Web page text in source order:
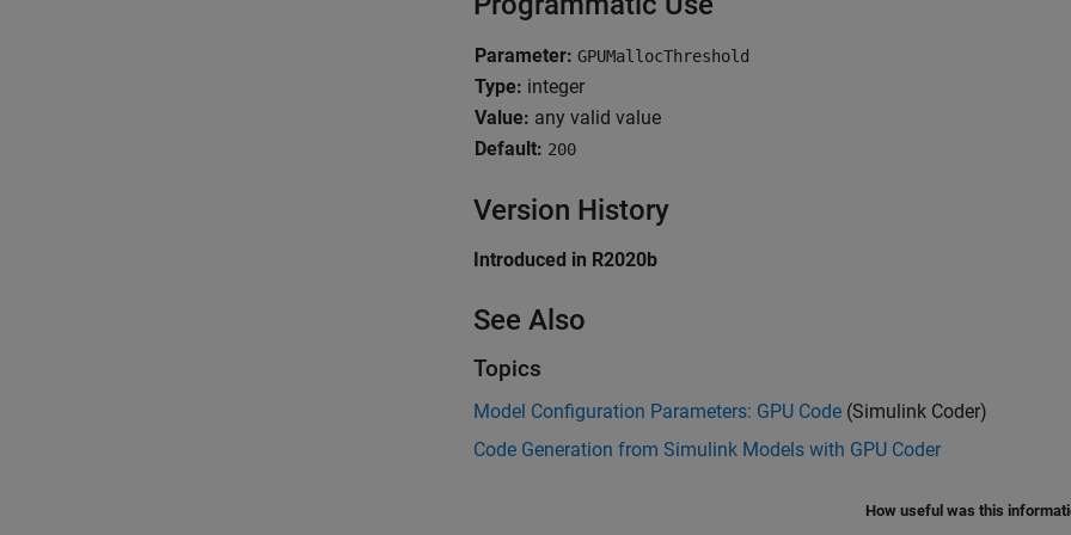
Parameter: GPUMallocThreshold
Type: integer
Value: any valid value
Default: 200
Version History
Introduced in R2020b
See Also
Topics
Model Configuration Parameters: GPU Code (Simulink Coder)
Code Generation from Simulink Models with GPU Coder
How useful was this